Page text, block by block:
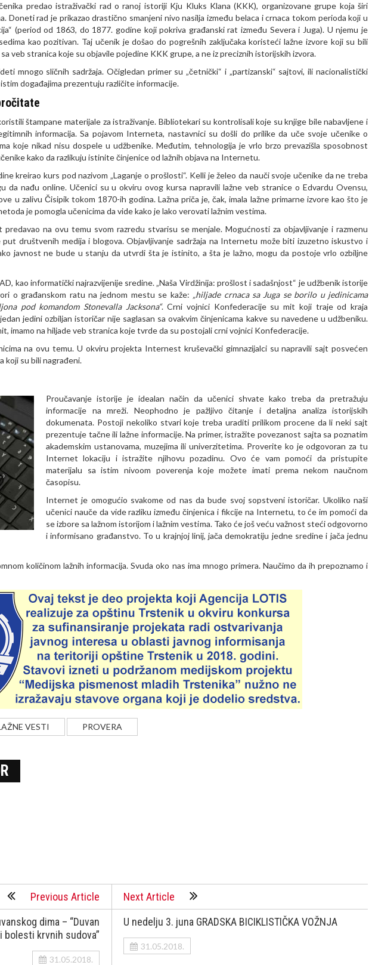
predao istraživački rad o ranoj istoriji Kju Kluks Klana (KKK), organizovane grupe koja širi
Doneti rad je prikazao drastično smanjeni nivo nasilja između belaca i crnaca tokom perioda koji u
(period od 1863, do 1877. godine koji pokriva građanski rat između Severa i Juga). U njemu je
kao pozitivan. Taj učenik je došao do pogrešnih zaključaka koristeći lažne izvore koji su bili
veb stranica koje su objavile pojedine KKK grupe, a ne iz preciznih istorijskih izvora.
mnogo sličnih sadržaja. Očigledan primer su „četnički“ i „partizanski“ sajtovi, ili nacionalistički
događajima prezentuju različite informacije.
štampane materijale za istraživanje. Bibliotekari su kontrolisali koje su knjige bile nabavljene i
informacija. Sa pojavom Interneta, nastavnici su došli do prilike da uče svoje učenike o
koje nikad nisu dospele u udžbenike. Međutim, tehnologija je vrlo brzo prevazišla sposobnost
kako da razlikuju istinite činjenice od lažnih objava na Internetu.
kreirao kurs pod nazivom „Laganje o prošlosti“. Kelli je želeo da nauči svoje učenike da ne treba
da nađu online. Učenici su u okviru ovog kursa napravili lažne veb stranice o Edvardu Ovensu,
u zalivu Čisipik tokom 1870-ih godina. Lažna priča je, čak, imala lažne primarne izvore kao što je
je pomogla učenicima da vide kako je lako verovati lažnim vestima.
na ovu temu svom razredu stvarisu se menjale. Mogućnosti za objavljivanje i razmenu
društvenih medija i blogova. Objavljivanje sadržaja na Internetu može biti izuzetno iskustvo i
javnost ne bude u stanju da utvrdi šta je istinito, a šta je lažno, mogu da postoje vrlo ozbiljne
kao informatički najrazvijenije sredine. „Naša Virdžinija: prošlost i sadašnjost“ je udžbenik istorije
o građanskom ratu na jednom mestu se kaže: „hiljade crnaca sa Juga se borilo u jedinicama
pod komandom Stonevalla Jacksona“. Crni vojnici Konfederacije su mit koji traje od kraja
jedini ozbiljan istoričar nije saglasan sa ovakvim činjenicama kakve su navedene u udžbeniku.
imamo na hiljadeveb stranica koje tvrde da su postojali crni vojnici Konfederacije.
na ovu temu. U okviru projekta Internest kruševački gimnazijalci su napravili sajt posvećen
koji su bili nagrađeni.
Proučavanje istorije je idealan način da učenici shvate kako treba da pretražuju
informacije na mreži. Neophodno je pažljivo čitanje i detaljna analiza istorijskih
dokumenata. Postoji nekoliko stvari koje treba uraditi prilikom procene da li neki sajt
prezentuje tačne ili lažne informacije. Na primer, istražite povezanost sajta sa poznatim
akademskim ustanovama, muzejima ili univerzitetima. Proverite ko je odgovoran za tu
Internet lokaciju i istražite njihovu pozadinu. Ovo će vam pomoći da pristupite
materijalu sa istim nivoom poverenja koje možete imati prema nekom naučnom
časopisu.
Internet je omogućio svakome od nas da bude svoj sopstveni istoričar. Ukoliko naši
učenici nauče da vide razliku između činjenica i fikcije na Internetu, to će im pomoći da
se izbore sa lažnom istorijom i lažnim vestima. Tako će još veću važnost steći odgovorno
i informisano građanstvo. To u krajnjoj linij, jača demokratiju jedne sredine i jača jednu
količinom lažnih informacija. Svuda oko nas ima mnogo primera. Naučimo da ih prepoznamo i
VESTI PROVERA
Previous Article
dima – “Duvan
i bolesti krvnih sudova”
31.05.2018.
Next Article
U nedelju 3. juna GRADSKA BICIKLISTIČKA VOŽNJA
31.05.2018.